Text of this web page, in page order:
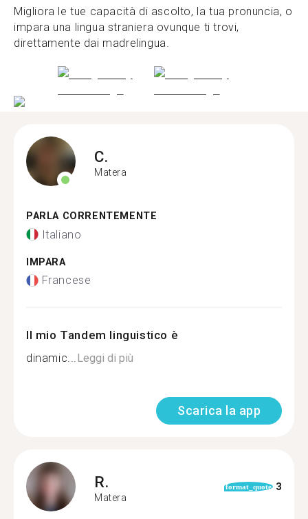
Migliora le tue capacità di ascolto, la tua pronuncia, o
impara una lingua straniera ovunque ti trovi,
direttamente dai madrelingua.
C.
Matera
PARLA CORRENTEMENTE
Italiano
IMPARA
Francese
Il mio Tandem linguistico è
dinamic...Leggi di più
Scarica la app
R.
Matera
format_quote 3